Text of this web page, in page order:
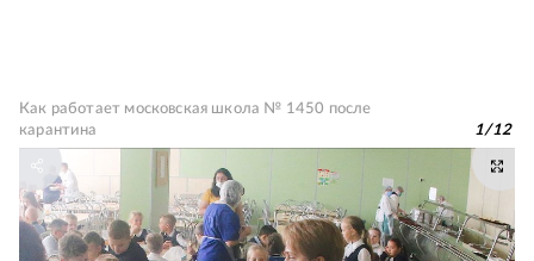
Как работает московская школа № 1450 после
карантина
1/12